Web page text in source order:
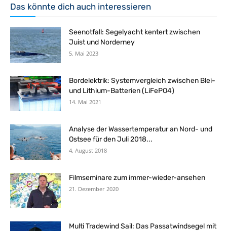
Das könnte dich auch interessieren
Seenotfall: Segelyacht kentert zwischen
Juist und Norderney
5. Mai 2023
Bordelektrik: Systemvergleich zwischen Blei-
und Lithium-Batterien (LiFePO4)
14. Mai 2021
Analyse der Wassertemperatur an Nord- und
Ostsee für den Juli 2018...
4. August 2018
Filmseminare zum immer-wieder-ansehen
21. Dezember 2020
Multi Tradewind Sail: Das Passatwindsegel mit